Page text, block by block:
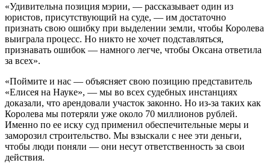
«Удивительна позиция мэрии, — рассказывает один из
юристов, присутствующий на суде, — им достаточно
признать свою ошибку при выделении земли, чтобы Королева
выиграла процесс. Но никто не хочет подставляться,
признавать ошибок — намного легче, чтобы Оксана ответила
за всех».
«Поймите и нас — объясняет свою позицию представитель
«Елисея на Науке», — мы во всех судебных инстанциях
доказали, что арендовали участок законно. Но из-за таких как
Королева мы потеряли уже около 70 миллионов рублей.
Именно по ее иску суд применил обеспечительные меры и
заморозил строительство. Мы взыскали с нее эти деньги,
чтобы люди поняли — они несут ответственность за свои
действия.